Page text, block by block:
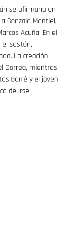
se afirmaría en
Gonzalo Montiel,
Acuña. En el
el sostén,
La creación
Correa, mientras
Borré y el joven
de irse.